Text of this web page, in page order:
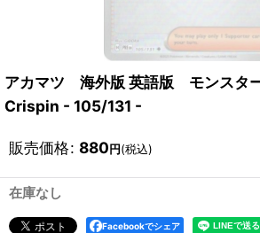
アカマツ 海外版 英語版 モンスタ
Crispin - 105/131 -
販売価格: 880円(税込)
在庫なし
Facebookでシェア